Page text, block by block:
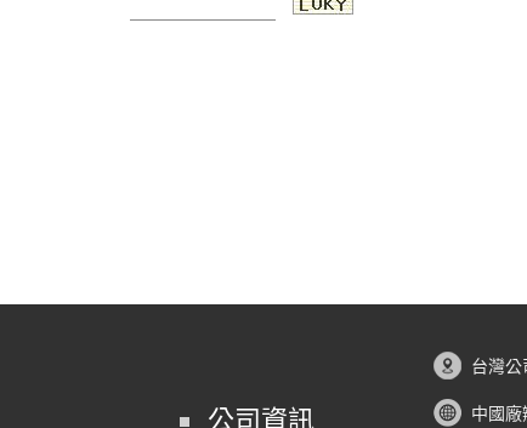
公司資訊
台灣公
中國廠